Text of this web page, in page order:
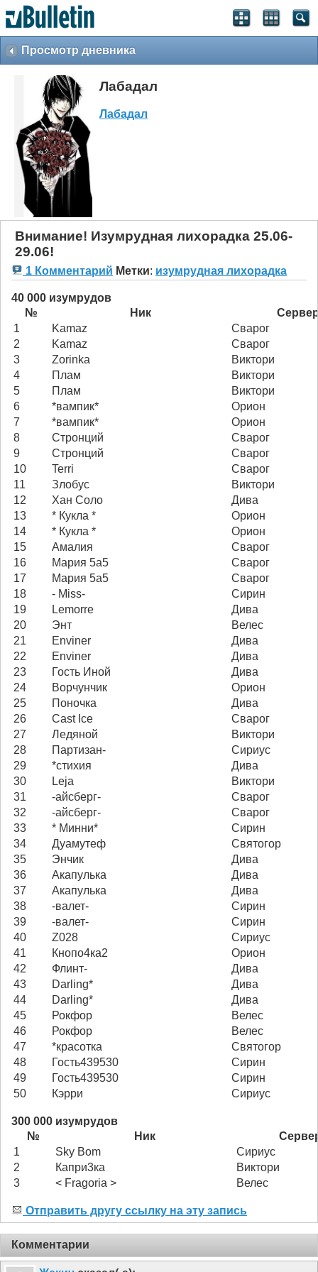
Просмотр дневника
Лабадал
Лабадал
Внимание! Изумрудная лихорадка 25.06-
29.06!
1 Комментарий Метки: изумрудная лихорадка
40 000 изумрудов
№
Ник
1
Kamaz
Сварог
2
Kamaz
Сварог
3
Zorinka
Виктори
4
Плам
Виктори
5
Плам
Виктори
6
*вампик*
Орион
7
*вампик*
Орион
8
Стронций
Сварог
9
Стронций
Сварог
10
Terri
Сварог
11
Злобус
Виктори
12
Хан Соло
Дива
13
* Кукла *
Орион
14
* Кукла *
Орион
15
Амалия
Сварог
16
Мария 5а5
Сварог
17
Мария 5а5
Сварог
18
- Miss-
Сирин
19
Lemorre
Дива
20
Энт
Велес
21
Enviner
Дива
22
Enviner
Дива
23
Гость Иной
Дива
24
Ворчунчик
Орион
25
Поночка
Дива
26
Cast Ice
Сварог
27
Ледяной
Виктори
28
Партизан-
Сириус
29
*стихия
Дива
30
Leja
Виктори
31
-айсберг-
Сварог
32
-айсберг-
Сварог
33
* Минни*
Сирин
34
Дуамутеф
Святогор
35
Энчик
Дива
36
Акапулька
Дива
37
Акапулька
Дива
38
-валет-
Сирин
39
-валет-
Сирин
40
Z028
Сириус
41
Кнопо4ка2
Орион
42
Флинт-
Дива
43
Darling*
Дива
44
Darling*
Дива
45
Рокфор
Велес
46
Рокфор
Велес
47
*красотка
Святогор
48
Гость439530
Сирин
49
Гость439530
Сирин
50
Кэрри Сириус
300 000 изумрудов
№
Ник
1
Sky Bom
Сириус
2
Капри3ка
Виктори
3
< Fragoria > Велес
Отправить другу ссылку на эту запись
Комментарии